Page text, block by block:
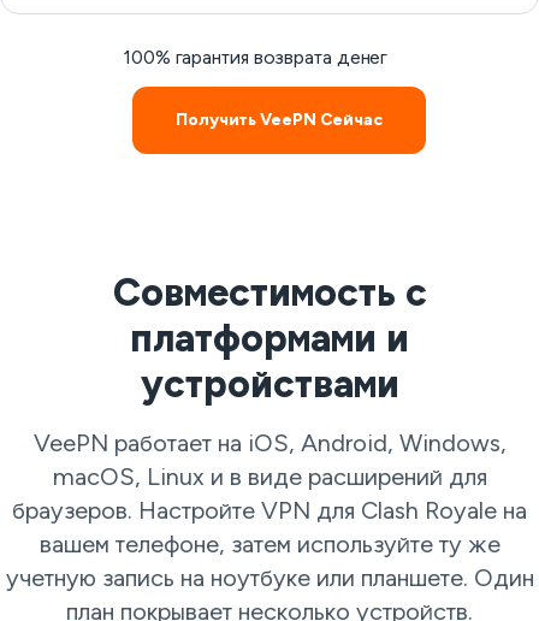
100% гарантия возврата денег
Получить VeePN Сейчас
Совместимость с
платформами и
устройствами
VeePN работает на iOS, Android, Windows,
macOS, Linux и в виде расширений для
браузеров. Настройте VPN для Clash Royale на
вашем телефоне, затем используйте ту же
учетную запись на ноутбуке или планшете. Один
план покрывает несколько устройств.